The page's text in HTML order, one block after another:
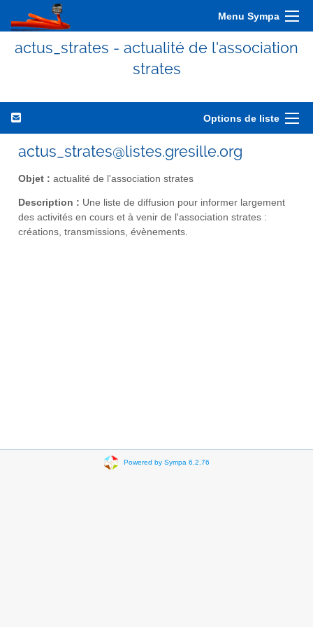
Menu Sympa
actus_strates - actualité de l'association
strates
Options de liste
actus_strates@listes.gresille.org
Objet : actualité de l'association strates
Description : Une liste de diffusion pour informer largement
des activités en cours et à venir de l'association strates :
créations, transmissions, évènements.
Powered by Sympa 6.2.76